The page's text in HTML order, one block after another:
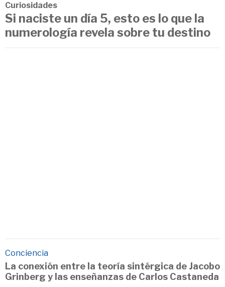
Curiosidades
Si naciste un día 5, esto es lo que la
numerología revela sobre tu destino
Conciencia
La conexión entre la teoría sintérgica de Jacobo
Grinberg y las enseñanzas de Carlos Castaneda